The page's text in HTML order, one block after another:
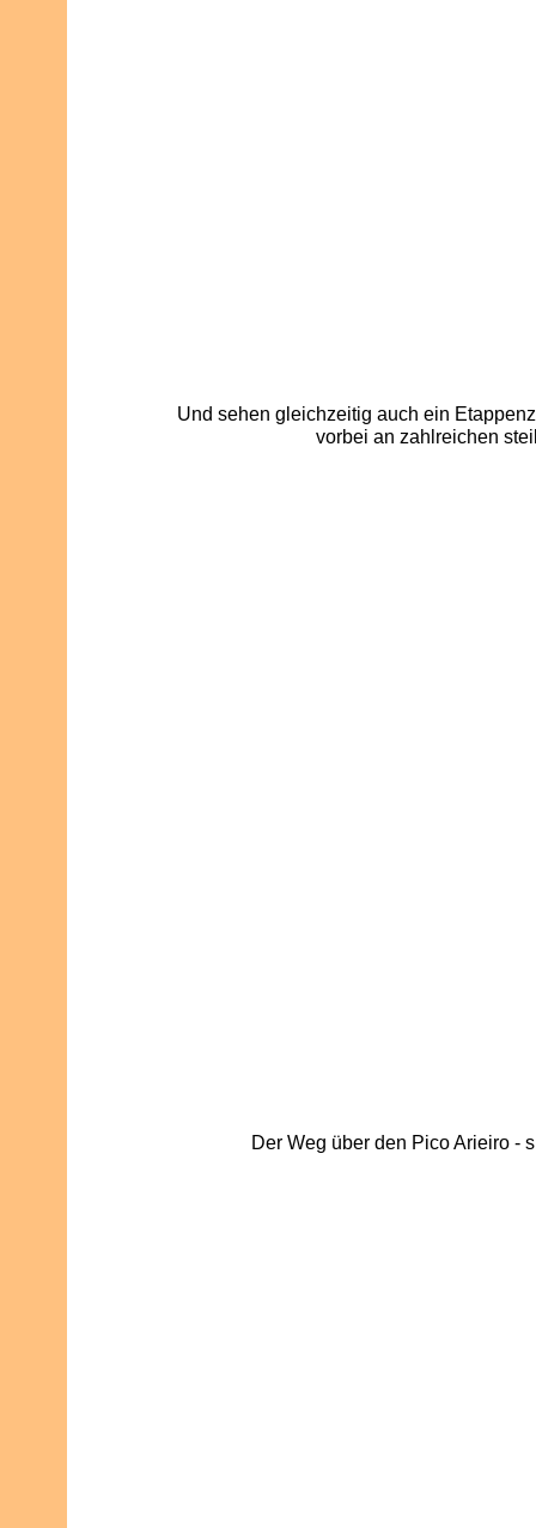
Und sehen gleichzeitig auch ein
vorbei an zahlreichen
Der Weg über den Pico Arieiro -